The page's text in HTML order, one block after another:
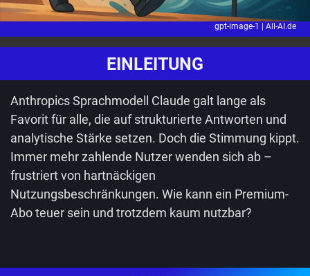
gpt-image-1 | All-AI.de
EINLEITUNG
Anthropics Sprachmodell Claude galt lange als
Favorit für alle, die auf strukturierte Antworten und
analytische Stärke setzen. Doch die Stimmung kippt.
Immer mehr zahlende Nutzer wenden sich ab –
frustriert von hartnäckigen
Nutzungsbeschränkungen. Wie kann ein Premium-
Abo teuer sein und trotzdem kaum nutzbar?